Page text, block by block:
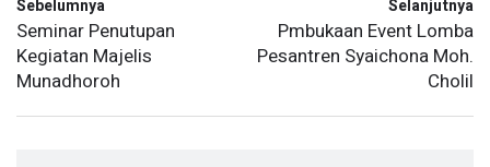
Sebelumnya
Seminar Penutupan
Kegiatan Majelis
Munadhoroh
Selanjutnya
Pmbukaan Event Lomba
Pesantren Syaichona Moh.
Cholil